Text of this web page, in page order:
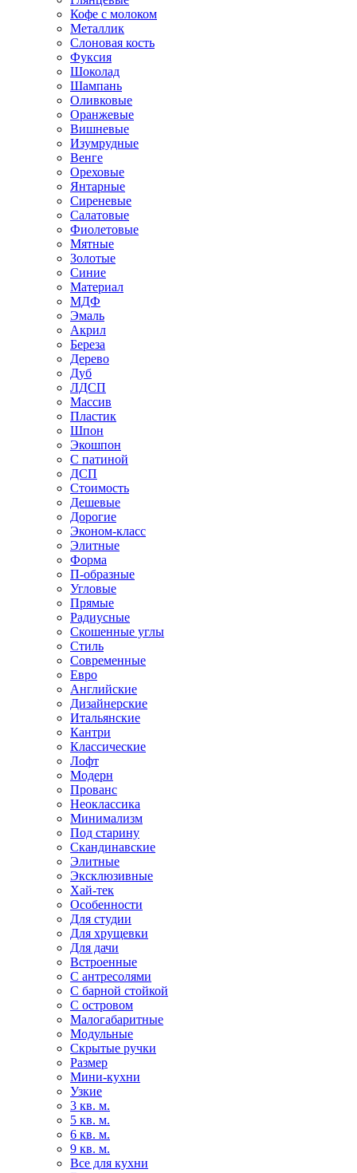
Кофе с молоком
Металлик
Слоновая кость
Фуксия
Шоколад
Шампань
Оливковые
Оранжевые
Вишневые
Изумрудные
Венге
Ореховые
Янтарные
Сиреневые
Салатовые
Фиолетовые
Мятные
Золотые
Синие
Материал
МДФ
Эмаль
Акрил
Береза
Дерево
Дуб
ЛДСП
Массив
Пластик
Шпон
Экошпон
С патиной
ДСП
Стоимость
Дешевые
Дорогие
Эконом-класс
Элитные
Форма
П-образные
Угловые
Прямые
Радиусные
Скошенные углы
Стиль
Современные
Евро
Английские
Дизайнерские
Итальянские
Кантри
Классические
Лофт
Модерн
Прованс
Неоклассика
Минимализм
Под старину
Скандинавские
Элитные
Эксклюзивные
Хай-тек
Особенности
Для студии
Для хрущевки
Для дачи
Встроенные
С антресолями
С барной стойкой
С островом
Малогабаритные
Модульные
Скрытые ручки
Размер
Мини-кухни
Узкие
3 кв. м.
5 кв. м.
6 кв. м.
9 кв. м.
Все для кухни